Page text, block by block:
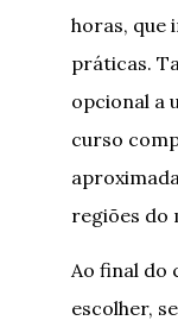
horas, que
práticas.
opcional a
curso
regiões do
Ao final do
escolher,